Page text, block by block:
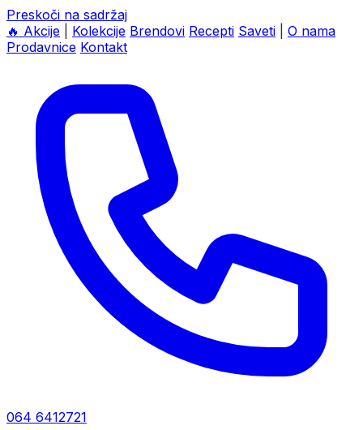
Preskoči na sadržaj
🔥 Akcije Kolekcije Brendovi Recepti Saveti
O nama
Prodavnice Kontakt
064 6412721